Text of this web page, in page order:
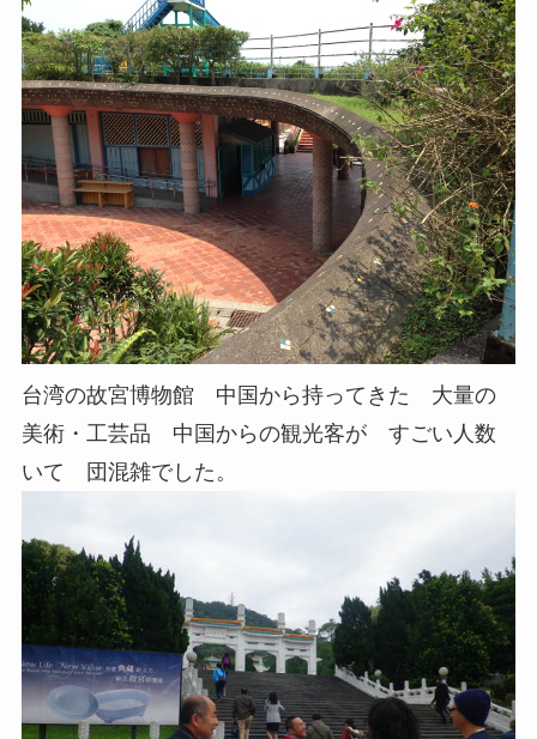
台湾の故宮博物館 中国から持ってきた 大量の
美術・工芸品 中国からの観光客が すごい人数
いて 団混雑でした。